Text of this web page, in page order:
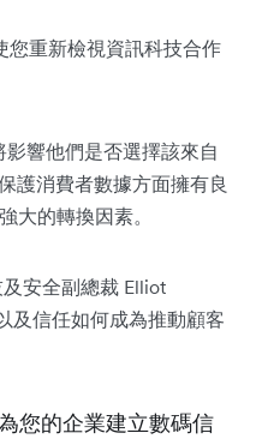
您重新檢視資訊科技合作
響他們是否選擇該來自
護消費者數據方面擁有良
大的轉換因素。
安全副總裁 Elliot
及信任如何成為推動顧客
您的企業建立數碼信